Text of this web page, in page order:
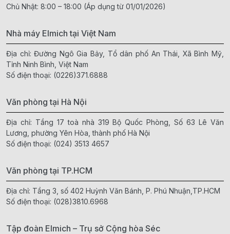
Chủ Nhật: 8:00 – 18:00 (Áp dụng từ 01/01/2026)
Nhà máy Elmich tại Việt Nam
Địa chỉ: Đường Ngô Gia Bảy, Tổ dân phố An Thái, Xã Bình Mỹ,
Tỉnh Ninh Bình, Việt Nam
Số điện thoại: (0226)371.6888
Văn phòng tại Hà Nội
Địa chỉ: Tầng 17 toà nhà 319 Bộ Quốc Phòng, Số 63 Lê Văn
Lương, phường Yên Hòa, thành phố Hà Nội
Số điện thoại: (024) 3513 4657
Văn phòng tại TP.HCM
Địa chỉ: Tầng 3, số 402 Huỳnh Văn Bánh, P. Phú Nhuận,TP.HCM
Số điện thoại: (028)3810.6968
Tập đoàn Elmich – Trụ sở Cộng hòa Séc